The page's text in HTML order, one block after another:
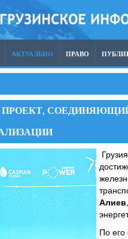
АКТУАЛЬНО ПРАВО
Алиев
По его